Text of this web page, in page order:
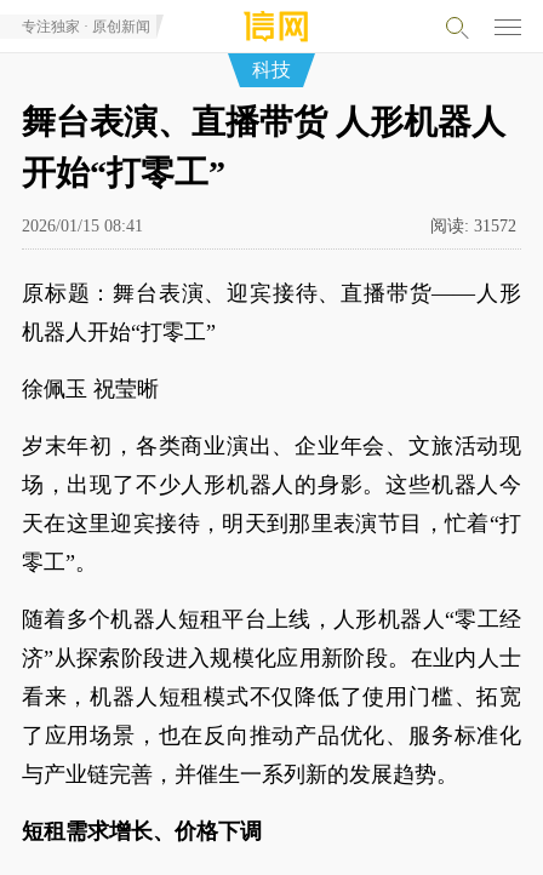
专注独家 · 原创新闻
科技
舞台表演、直播带货 人形机器人
开始“打零工”
2026/01/15 08:41 阅读: 31572
原标题：舞台表演、迎宾接待、直播带货——人形
机器人开始“打零工”
徐佩玉 祝莹晰
岁末年初，各类商业演出、企业年会、文旅活动现
场，出现了不少人形机器人的身影。这些机器人今
天在这里迎宾接待，明天到那里表演节目，忙着“打
零工”。
随着多个机器人短租平台上线，人形机器人“零工经
济”从探索阶段进入规模化应用新阶段。在业内人士
看来，机器人短租模式不仅降低了使用门槛、拓宽
了应用场景，也在反向推动产品优化、服务标准化
与产业链完善，并催生一系列新的发展趋势。
短租需求增长、价格下调